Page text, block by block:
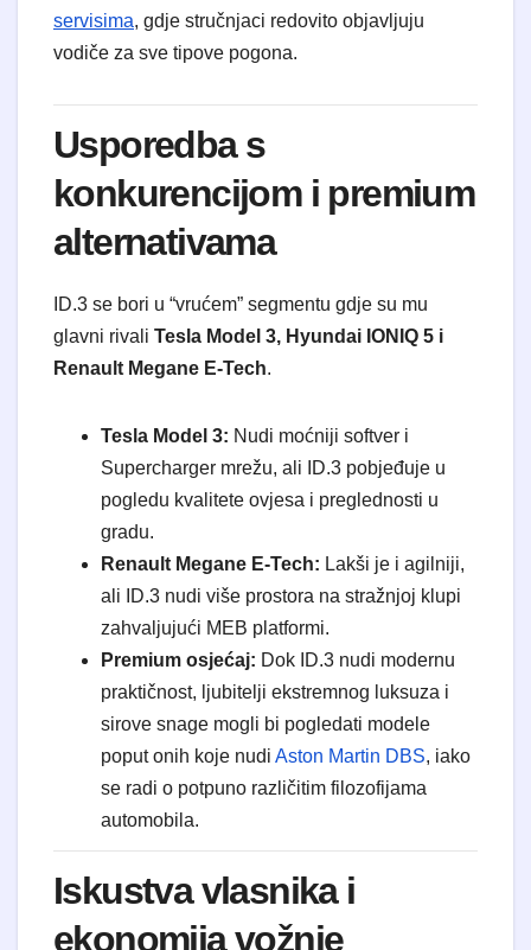
servisima, gdje stručnjaci redovito objavljuju
vodiče za sve tipove pogona.
Usporedba s
konkurencijom i premium
alternativama
ID.3 se bori u “vrućem” segmentu gdje su mu
glavni rivali Tesla Model 3, Hyundai IONIQ 5 i
Renault Megane E-Tech.
Tesla Model 3: Nudi moćniji softver i
Supercharger mrežu, ali ID.3 pobjeđuje u
pogledu kvalitete ovjesa i preglednosti u
gradu.
Renault Megane E-Tech: Lakši je i agilniji,
ali ID.3 nudi više prostora na stražnjoj klupi
zahvaljujući MEB platformi.
Premium osjećaj: Dok ID.3 nudi modernu
praktičnost, ljubitelji ekstremnog luksuza i
sirove snage mogli bi pogledati modele
poput onih koje nudi Aston Martin DBS, iako
se radi o potpuno različitim filozofijama
automobila.
Iskustva vlasnika i
ekonomija vožnje